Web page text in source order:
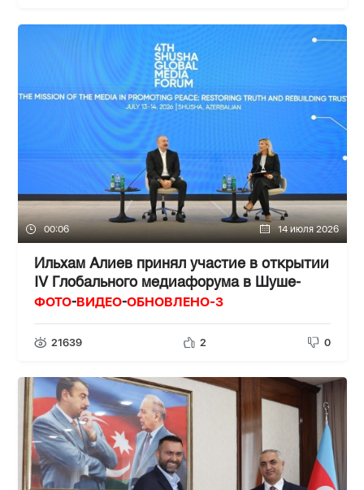
00:06 14 июля 2026
Ильхам Алиев принял участие в открытии
IV Глобального медиафорума в Шуше-
ФОТО-ВИДЕО-ОБНОВЛЕНО-3
21639 2 0